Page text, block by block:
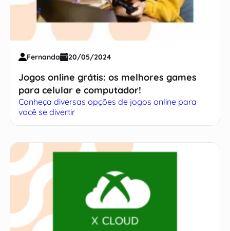
Fernanda 20/05/2024
Jogos online grátis: os melhores games
para celular e computador!
Conheça diversas opções de jogos online para
você se divertir